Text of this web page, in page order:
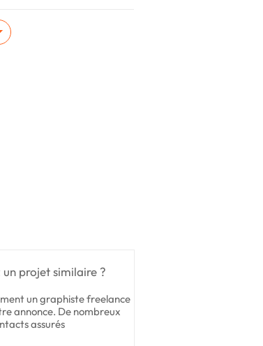
un projet similaire ?
un graphiste freelance
annonce. De nombreux
assurés